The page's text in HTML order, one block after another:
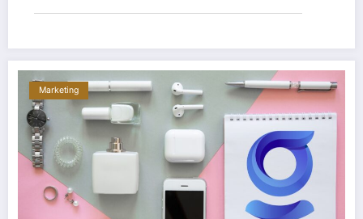
Marketing